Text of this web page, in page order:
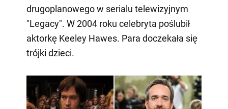
drugoplanowego w serialu telewizyjnym
"Legacy". W 2004 roku celebryta poślubił
aktorkę Keeley Hawes. Para doczekała się
trójki dzieci.